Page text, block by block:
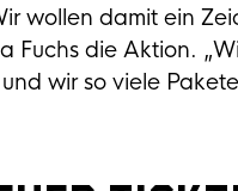
wollen damit ein
Fuchs die Aktion.
wir so viele